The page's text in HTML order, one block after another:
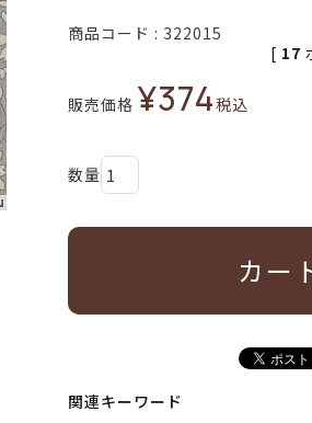
商品コード 322015
販売価格 ¥374税込
[ 17
カー
関連キーワード